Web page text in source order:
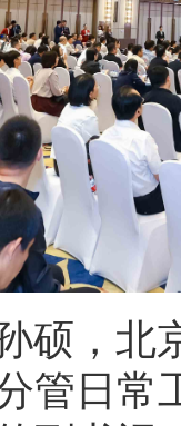
硕，北
管日常